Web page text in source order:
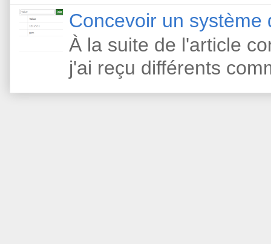
Concevoir un système
À la suite de l'article
j'ai reçu différents